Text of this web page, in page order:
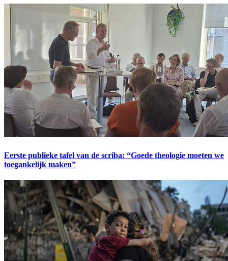
Eerste publieke tafel van de scriba: “Goede theologie moeten we
toegankelijk maken”